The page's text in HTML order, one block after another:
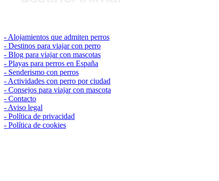
Alojamientos que admiten perros
Destinos para viajar con perro
Blog para viajar con mascotas
Playas para perros en España
Senderismo con perros
Actividades con perro por ciudad
Consejos para viajar con mascota
Contacto
Aviso legal
Política de privacidad
Política de cookies